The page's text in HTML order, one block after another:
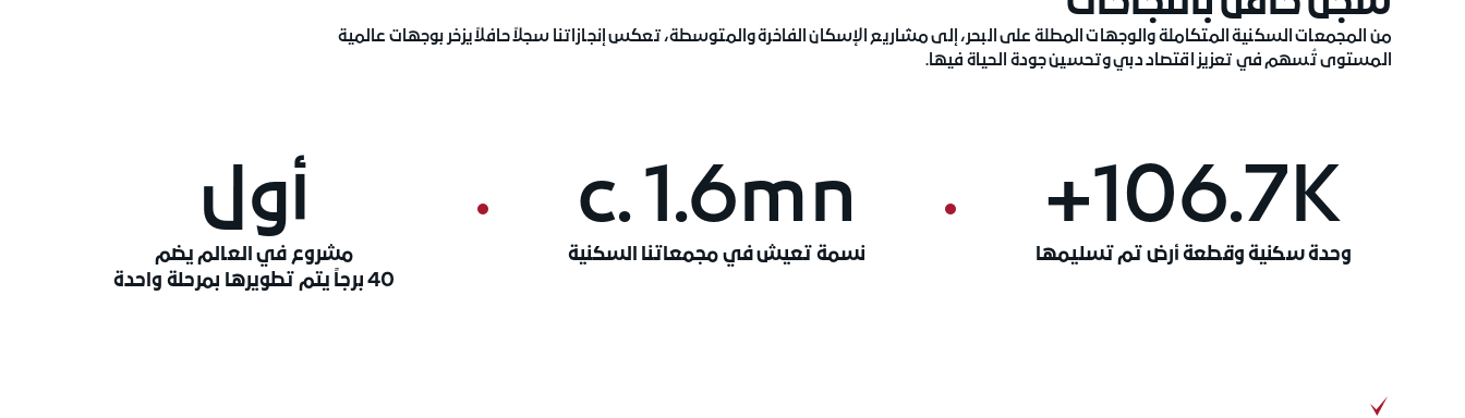
من المجمعات السكنية المتكاملة والوجهات المطلة على البحر، إلى مشاريع الإسكان الفاخرة والمتوسطة، تعكس إنجازاتنا سجلاً حافلاً يزخر بوجهات عالمية
المستوى تُسهم في تعزيز اقتصاد دبي وتحسين جودة الحياة فيها.
106.7K+
وحدة سكنية وقطعة أرض تم تسليمها
c. 1.6mn
نسمة تعيش في مجمعاتنا السكنية
أول
مشروع في العالم يضم